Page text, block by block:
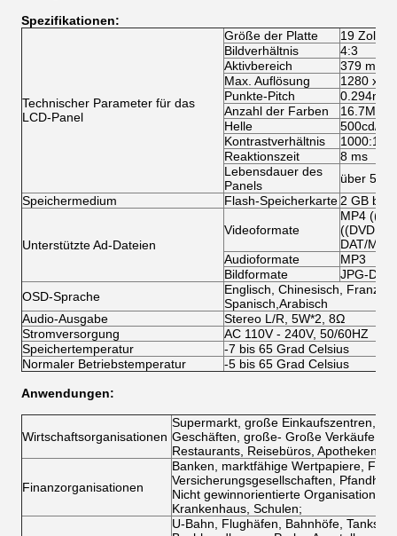
Spezifikationen:
Technischer Parameter für das
LCD-Panel
Größe der Platte
19 Zoll
Bildverhältnis
4:3
Aktivbereich
379 mm
Max. Auflösung
1280 x
Punkte-Pitch
Anzahl der Farben
16.7M
Helle
500cd/m2
Kontrastverhältnis
1000:1
Reaktionszeit
8 ms
Lebensdauer des
Panels
über
Speichermedium
Flash-Speicherkarte 2 GB bis
Unterstützte Ad-Dateien
Videoformate
MP4
DAT/
Audioformate
MP3
Bildformate
JPG-Datei
OSD-Sprache
Englisch, Chinesisch,
Spanisch,Arabisch
Audio-Ausgabe
Stereo L/R, 5W*2, 8Ω
Stromversorgung
AC 110V - 240V, 50/60HZ
Speichertemperatur
-7 bis 65 Grad Celsius
Normaler Betriebstemperatur
-5 bis 65 Grad Celsius
Anwendungen:
Wirtschaftsorganisationen
Supermarkt, große Einkaufszentren,
Geschäften, große- Große Verkäufe,
Restaurants, Reisebüros, Apotheken.
Finanzorganisationen
Banken, marktfähige Wertpapiere,
Versicherungsgesellschaften,
Nicht gewinnorientierte
Krankenhaus, Schulen;
U-Bahn, Flughäfen, Bahnhöfe,